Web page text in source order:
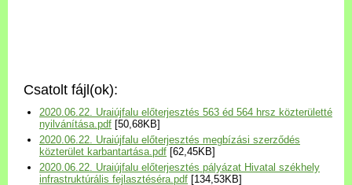
Választási információk
Versenyképes Járások
Program
Csatolt fájl(ok):
2020.06.22. Uraiújfalu előterjesztés 563 éd 564 hrsz közterületté
nyilvánítása.pdf [50,68KB]
2020.06.22. Uraiújfalu előterjesztés megbízási szerződés
közterület karbantartása.pdf [62,45KB]
2020.06.22. Uraiújfalu előterjesztés pályázat Hivatal székhely
infrastruktúrális fejlasztéséra.pdf [134,53KB]